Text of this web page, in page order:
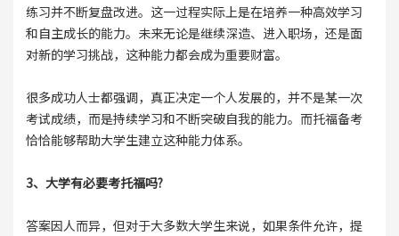
练习并不断复盘改进。这一过程实际上是在培养一种高效学习
和自主成长的能力。未来无论是继续深造、进入职场，还是面
对新的学习挑战，这种能力都会成为重要财富。
很多成功人士都强调，真正决定一个人发展的，并不是某一次
考试成绩，而是持续学习和不断突破自我的能力。而托福备考
恰恰能够帮助大学生建立这种能力体系。
3、大学有必要考托福吗?
答案因人而异，但对于大多数大学生来说，如果条件允许，提